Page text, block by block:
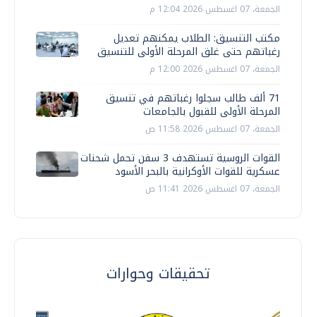
الجمعة، 07 اغسطس 2026 12:04 م
مكتب التنسيق: الطلاب يمكنهم تعديل
رغباتهم حتى غلق المرحلة الأولى للتنسيق
الجمعة، 07 اغسطس 2026 12:00 م
71 ألف طالب سجلوا رغباتهم في تنسيق
المرحلة الأولى للقبول بالجامعات
الجمعة، 07 اغسطس 2026 11:58 ص
القوات الروسية تستهدف 3 سفن تحمل شحنات
عسكرية للقوات الأوكرانية بالبحر الأسود
الجمعة، 07 اغسطس 2026 11:41 ص
تحقيقات وحوارات